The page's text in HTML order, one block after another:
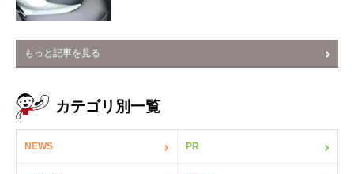
もっと記事を見る
カテゴリ別一覧
NEWS PR